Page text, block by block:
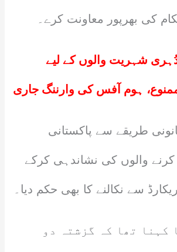
کی بھرپور معاونت کرے۔
شہریت والوں کے لیے
ممنوع، ہوم آفس کی وارننگ جاری
طریقے سے پاکستانی
والوں کی نشاندہی کرکے
سے نکالنے کا بھی حکم دیا۔
کہنا تھا کہ گزشتہ دو